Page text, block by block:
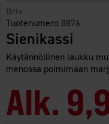
Briv
Tuotenumero 8876
Sienikassi
Käytännöllinen laukku
menossa poimimaan
Alk.